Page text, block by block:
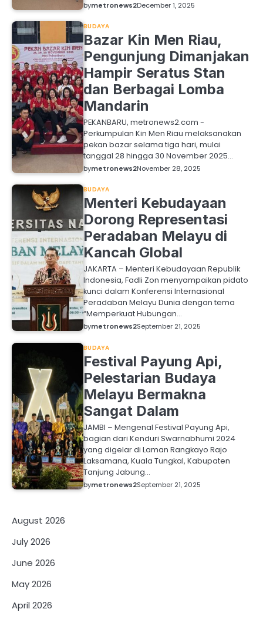
bymetronews2December 1, 2025
BUDAYA
Bazar Kin Men Riau,
Pengunjung Dimanjakan
Hampir Seratus Stan
dan Berbagai Lomba
Mandarin
PEKANBARU, metronews2.com -
Perkumpulan Kin Men Riau melaksanakan
pekan bazar selama tiga hari, mulai
tanggal 28 hingga 30 November 2025…
bymetronews2November 28, 2025
BUDAYA
Menteri Kebudayaan
Dorong Representasi
Peradaban Melayu di
Kancah Global
JAKARTA – Menteri Kebudayaan Republik
Indonesia, Fadli Zon menyampaikan pidato
kunci dalam Konferensi Internasional
Peradaban Melayu Dunia dengan tema
“Memperkuat Hubungan…
bymetronews2September 21, 2025
BUDAYA
Festival Payung Api,
Pelestarian Budaya
Melayu Bermakna
Sangat Dalam
JAMBI – Mengenal Festival Payung Api,
bagian dari Kenduri Swarnabhumi 2024
yang digelar di Laman Rangkayo Rajo
Laksamana, Kuala Tungkal, Kabupaten
Tanjung Jabung…
bymetronews2September 21, 2025
August 2026
July 2026
June 2026
May 2026
April 2026